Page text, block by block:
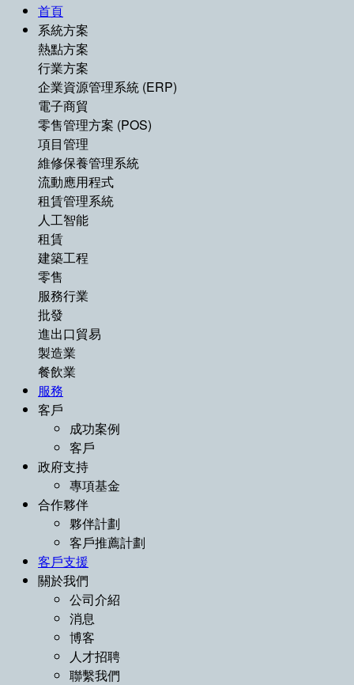
首頁
系統方案
熱點方案
行業方案
企業資源管理系統 (ERP)
電子商貿
零售管理方案 (POS)
項目管理
維修保養管理系統
流動應用程式
租賃管理系統
人工智能
租賃
建築工程
零售
服務行業
批發
進出口貿易
製造業
餐飲業
服務
客戶
成功案例
客戶
政府支持
專項基金
合作夥伴
夥伴計劃
客戶推薦計劃
客戶支援
關於我們
公司介紹
消息
博客
人才招聘
聯繫我們